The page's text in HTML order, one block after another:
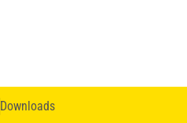
Downloads